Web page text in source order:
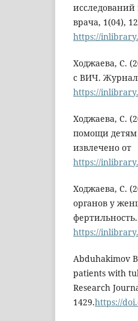
врача, 1(04),
https://
Ходжаева, С.
с ВИЧ. Журнал
https://
Ходжаева, С.
помощи детям
извлечено от
https://
Ходжаева, С.
органов у
https://
Abduhakimov
patients with
Research
1429.https://